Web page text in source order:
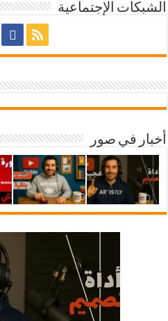
الشبكات الإجتماعية
أخبار في صور